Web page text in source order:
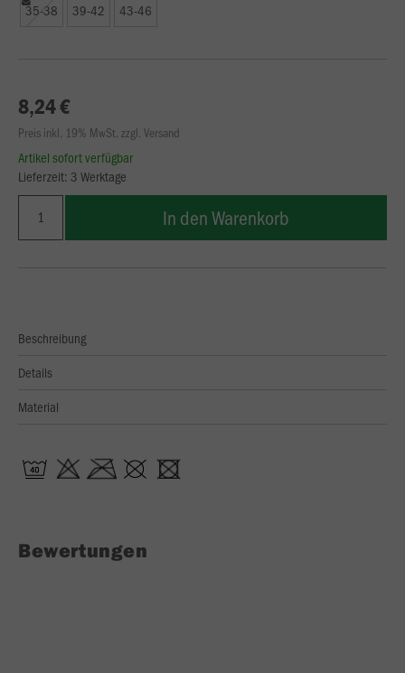
35-38 39-42 43-46
8,24 €
Preis inkl. 19% MwSt. zzgl. Versand
Artikel sofort verfügbar
Lieferzeit: 3 Werktage
In den Warenkorb
Beschreibung
Details
Material
Bewertungen